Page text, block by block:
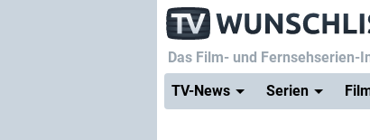
Das Film- und Fernsehserien-
TV-News
Serien